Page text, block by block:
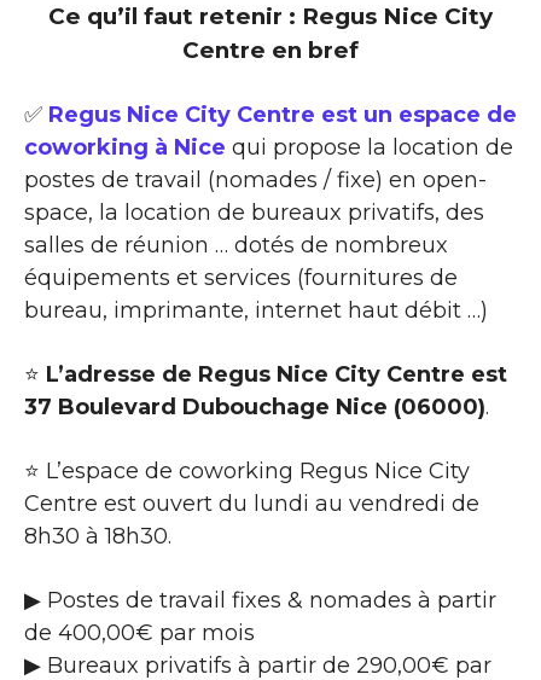
Ce qu’il faut retenir : Regus Nice City
Centre en bref
✅ Regus Nice City Centre est un espace de
coworking à Nice qui propose la location de
postes de travail (nomades / fixe) en open-
space, la location de bureaux privatifs, des
salles de réunion … dotés de nombreux
équipements et services (fournitures de
bureau, imprimante, internet haut débit …)
⭐ L’adresse de Regus Nice City Centre est
37 Boulevard Dubouchage Nice (06000).
⭐ L’espace de coworking Regus Nice City
Centre est ouvert du lundi au vendredi de
8h30 à 18h30.
▶ Postes de travail fixes & nomades à partir
de 400,00€ par mois
▶ Bureaux privatifs à partir de 290,00€ par